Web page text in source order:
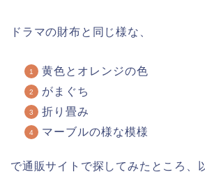
ドラマの財布と同じ様な、
黄色とオレンジの色
がまぐち
折り畳み
マーブルの様な模様
で通販サイトで探してみたところ、